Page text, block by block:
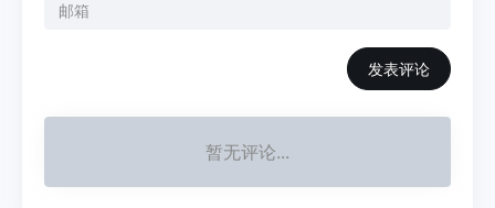
发表评论
暂无评论...